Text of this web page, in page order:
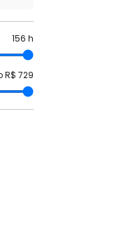
156 h
R$ 729